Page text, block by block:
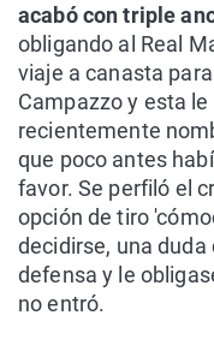
acabó con triple
obligando al Real
viaje a canasta
Campazzo y esta
recientemente
que poco antes
favor. Se perfiló el
opción de tiro
decidirse, una
defensa y le
no entró.